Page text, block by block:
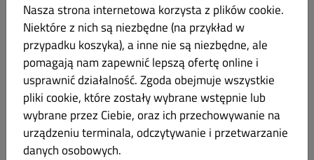
LAWASZ SZEFA 30.00 zł
Mięso do wyboru ok 220 gr, sałata lodowa, ogórek świeży,
pomidor, cebula czerwona, sos do wyboru
TORTILLA SZEFA 27.00 zł
Nasza strona internetowa korzysta z plików cookie.
Niektóre z nich są niezbędne (na przykład w
przypadku koszyka), a inne nie są niezbędne, ale
pomagają nam zapewnić lepszą ofertę online i
usprawnić działalność. Zgoda obejmuje wszystkie
pliki cookie, które zostały wybrane wstępnie lub
wybrane przez Ciebie, oraz ich przechowywanie na
urządzeniu terminala, odczytywanie i przetwarzanie
danych osobowych.